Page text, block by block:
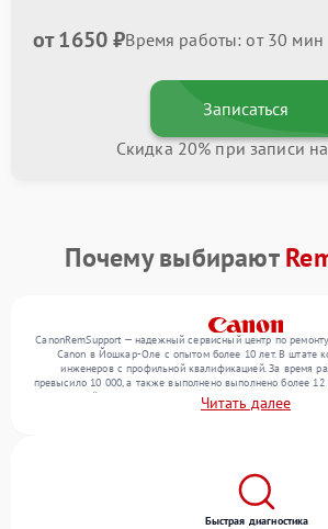
от 1650 ₽Время работы: от 30 мин
Записаться
Скидка 20% при записи
Почему выбирают
CanonRemSupport — надежный сервисный центр по
Canon в Йошкар-Оле с опытом более 10 лет. В штате
инженеров с профильной квалификацией. За время
превысило 10 000, а также выполнено выполнено более
в сервисный центр поступает свыше 300 единиц техники,
задачи любой сложности и гарантируем высокое
Читать далее
Быстрая диагностика